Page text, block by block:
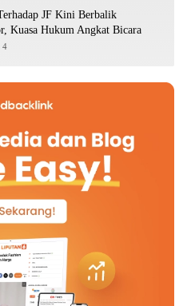
JF Kini Berbalik
Kuasa Hukum Angkat Bicara
4